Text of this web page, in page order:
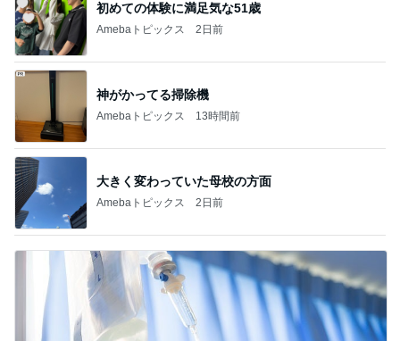
初めての体験に満足気な51歳
Amebaトピックス 2日前
神がかってる掃除機
Amebaトピックス 13時間前
大きく変わっていた母校の方面
Amebaトピックス 2日前